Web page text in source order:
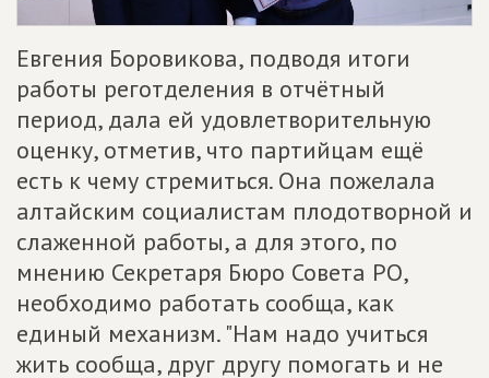
Евгения Боровикова, подводя итоги
работы реготделения в отчётный
период, дала ей удовлетворительную
оценку, отметив, что партийцам ещё
есть к чему стремиться. Она пожелала
алтайским социалистам плодотворной и
слаженной работы, а для этого, по
мнению Секретаря Бюро Совета РО,
необходимо работать сообща, как
единый механизм. "Нам надо учиться
жить сообща, друг другу помогать и не